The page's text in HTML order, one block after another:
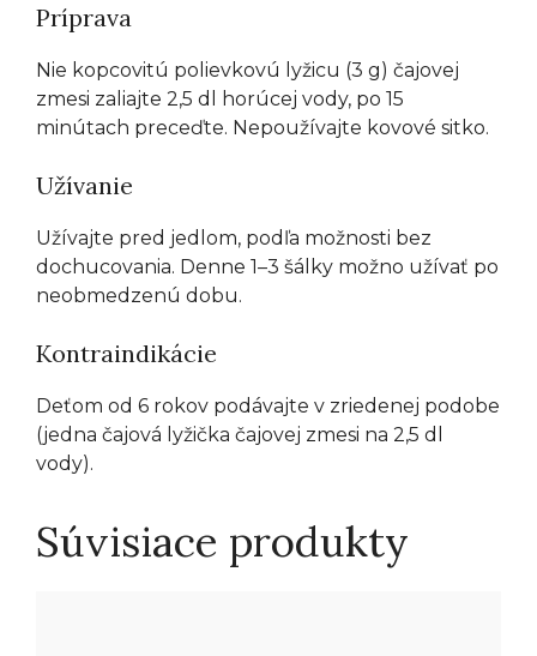
Príprava
Nie kopcovitú polievkovú lyžicu (3 g) čajovej
zmesi zaliajte 2,5 dl horúcej vody, po 15
minútach preceďte. Nepoužívajte kovové sitko.
Užívanie
Užívajte pred jedlom, podľa možnosti bez
dochucovania. Denne 1–3 šálky možno užívať po
neobmedzenú dobu.
Kontraindikácie
Deťom od 6 rokov podávajte v zriedenej podobe
(jedna čajová lyžička čajovej zmesi na 2,5 dl
vody).
Súvisiace produkty